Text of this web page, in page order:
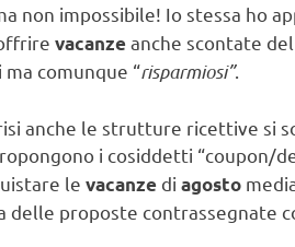
non impossibile! Io stessa ho
vacanzeanche scontate
comunque “risparmiosi”.
anche le strutture ricettive si
i cosiddetti “coupon/
le vacanze di agosto
delle proposte contrassegnate